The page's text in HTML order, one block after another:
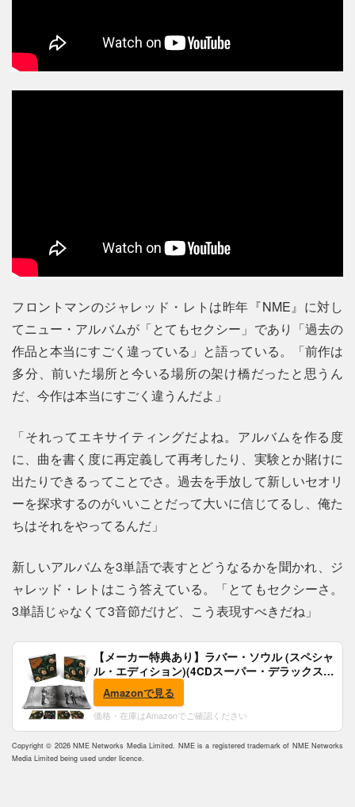
フロントマンのジャレッド・レトは昨年『NME』に対し
てニュー・アルバムが「とてもセクシー」であり「過去の
作品と本当にすごく違っている」と語っている。「前作は
多分、前いた場所と今いる場所の架け橋だったと思うん
だ、今作は本当にすごく違うんだよ」
「それってエキサイティングだよね。アルバムを作る度
に、曲を書く度に再定義して再考したり、実験とか賭けに
出たりできるってことでさ。過去を手放して新しいセオリ
ーを探求するのがいいことだって大いに信じてるし、俺た
ちはそれをやってるんだ」
新しいアルバムを3単語で表すとどうなるかを聞かれ、ジ
ャレッド・レトはこう答えている。「とてもセクシーさ。
3単語じゃなくて3音節だけど、こう表現すべきだね」
【メーカー特典あり】ラバー・ソウル (スペシャ
ル・エディション)(4CDスーパー・デラックス)
(完全生産限定盤)(SHM-CD)(特典:B2ポスター付)
Amazonで見る
価格・在庫はAmazonでご確認ください
Copyright © 2026 NME Networks Media Limited. NME is a registered trademark of NME Networks
Media Limited being used under licence.